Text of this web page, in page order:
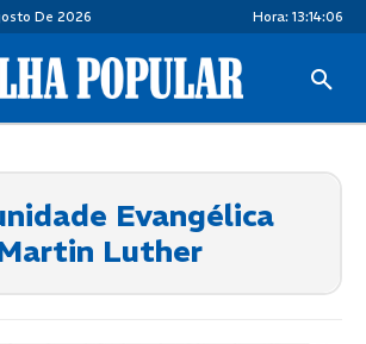
De 2026 Hora: 13:14:06
Evangélica
Luther